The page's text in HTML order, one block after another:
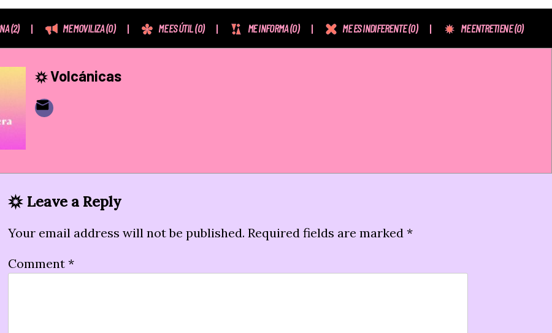
(2) ME MOVILIZA(0) ME ES ÚTIL(0) ME INFORMA(0) ME ES INDIFERENTE(0) ME ENTRETIENE(0)
Volcánicas
Leave a Reply
Your email address will not be published. Required fields are marked *
Comment *